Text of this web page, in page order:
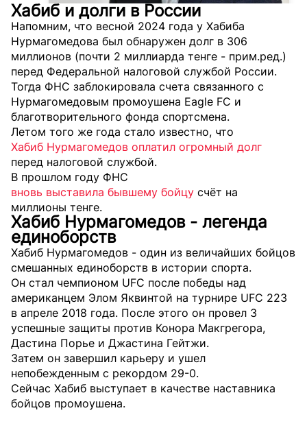
Хабиб и долги в России
Напомним, что весной 2024 года у Хабиба
Нурмагомедова был обнаружен долг в 306
миллионов (почти 2 миллиарда тенге - прим.ред.)
перед Федеральной налоговой службой России.
Тогда ФНС заблокировала счета связанного с
Нурмагомедовым промоушена Eagle FC и
благотворительного фонда спортсмена.
Летом того же года стало известно, что
Хабиб Нурмагомедов оплатил огромный долг
перед налоговой службой.
В прошлом году ФНС
вновь выставила бывшему бойцу счёт на
миллионы тенге.
Хабиб Нурмагомедов - легенда
единоборств
Хабиб Нурмагомедов - один из величайших бойцов
смешанных единоборств в истории спорта.
Он стал чемпионом UFC после победы над
американцем Элом Яквинтой на турнире UFC 223
в апреле 2018 года. После этого он провел 3
успешные защиты против Конора Макгрегора,
Дастина Порье и Джастина Гейтжи.
Затем он завершил карьеру и ушел
непобежденным с рекордом 29-0.
Сейчас Хабиб выступает в качестве наставника
бойцов промоушена.